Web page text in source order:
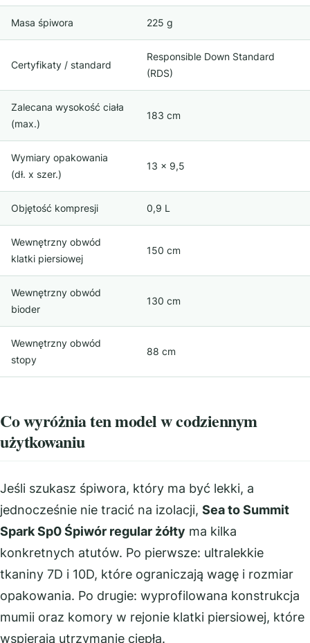
Masa śpiwora 225 g
Certyfikaty / standard
Responsible Down Standard
(RDS)
Zalecana wysokość ciała
(max.)
183 cm
Wymiary opakowania
(dł. x szer.)
13 x 9,5
Objętość kompresji 0,9 L
Wewnętrzny obwód
klatki piersiowej
150 cm
Wewnętrzny obwód
bioder
130 cm
Wewnętrzny obwód
stopy
88 cm
Co wyróżnia ten model w codziennym
użytkowaniu
Jeśli szukasz śpiwora, który ma być lekki, a
jednocześnie nie tracić na izolacji, Sea to Summit
Spark Sp0 Śpiwór regular żółty ma kilka
konkretnych atutów. Po pierwsze: ultralekkie
tkaniny 7D i 10D, które ograniczają wagę i rozmiar
opakowania. Po drugie: wyprofilowana konstrukcja
mumii oraz komory w rejonie klatki piersiowej, które
wspierają utrzymanie ciepła.